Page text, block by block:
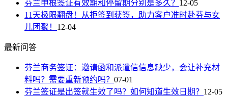
芬兰申根签证有效期和停留期分别是多久？ 12-05
11天极限翻盘！从拒签到获签，助力客户准时赴芬与女
儿团聚！ 12-04
最新问答
芬兰商务签证：邀请函和派遣信信息缺少，会让补充材
料吗？需要重新预约吗？ 07-01
芬兰签证是出签就生效了吗？如何知道生效日期？ 12-05